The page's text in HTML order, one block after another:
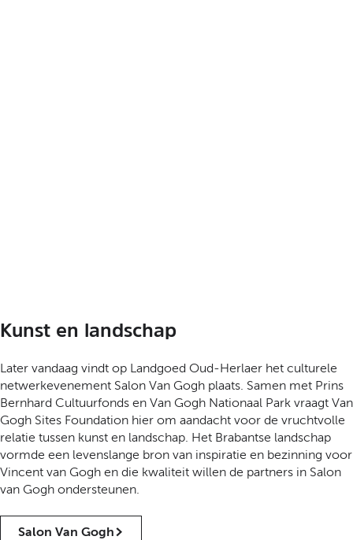
Kunst en landschap
Later vandaag vindt op Landgoed Oud-Herlaer het culturele
netwerkevenement Salon Van Gogh plaats. Samen met Prins
Bernhard Cultuurfonds en Van Gogh Nationaal Park vraagt Van
Gogh Sites Foundation hier om aandacht voor de vruchtvolle
relatie tussen kunst en landschap. Het Brabantse landschap
vormde een levenslange bron van inspiratie en bezinning voor
Vincent van Gogh en die kwaliteit willen de partners in Salon
van Gogh ondersteunen.
Salon Van Gogh